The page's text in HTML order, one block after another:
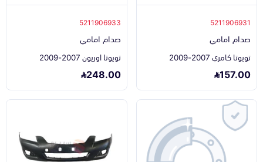
5211906931
صدام امامي
تويوتا كامري 2007-2009
157.00
5211906933
صدام امامي
تويوتا اوريون 2007-2009
248.00